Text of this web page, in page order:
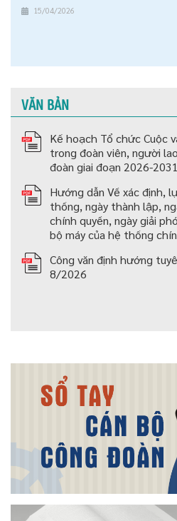
15/04/2026
VĂN BẢN
Kế hoạch Tổ chức Cuộc
trong đoàn viên, người
đoàn giai đoạn 2026-2031
Hướng dẫn Về xác định,
thống, ngày thành lập,
chính quyền, ngày giải
bộ máy của hệ thống
Công văn định hướng
8/2026